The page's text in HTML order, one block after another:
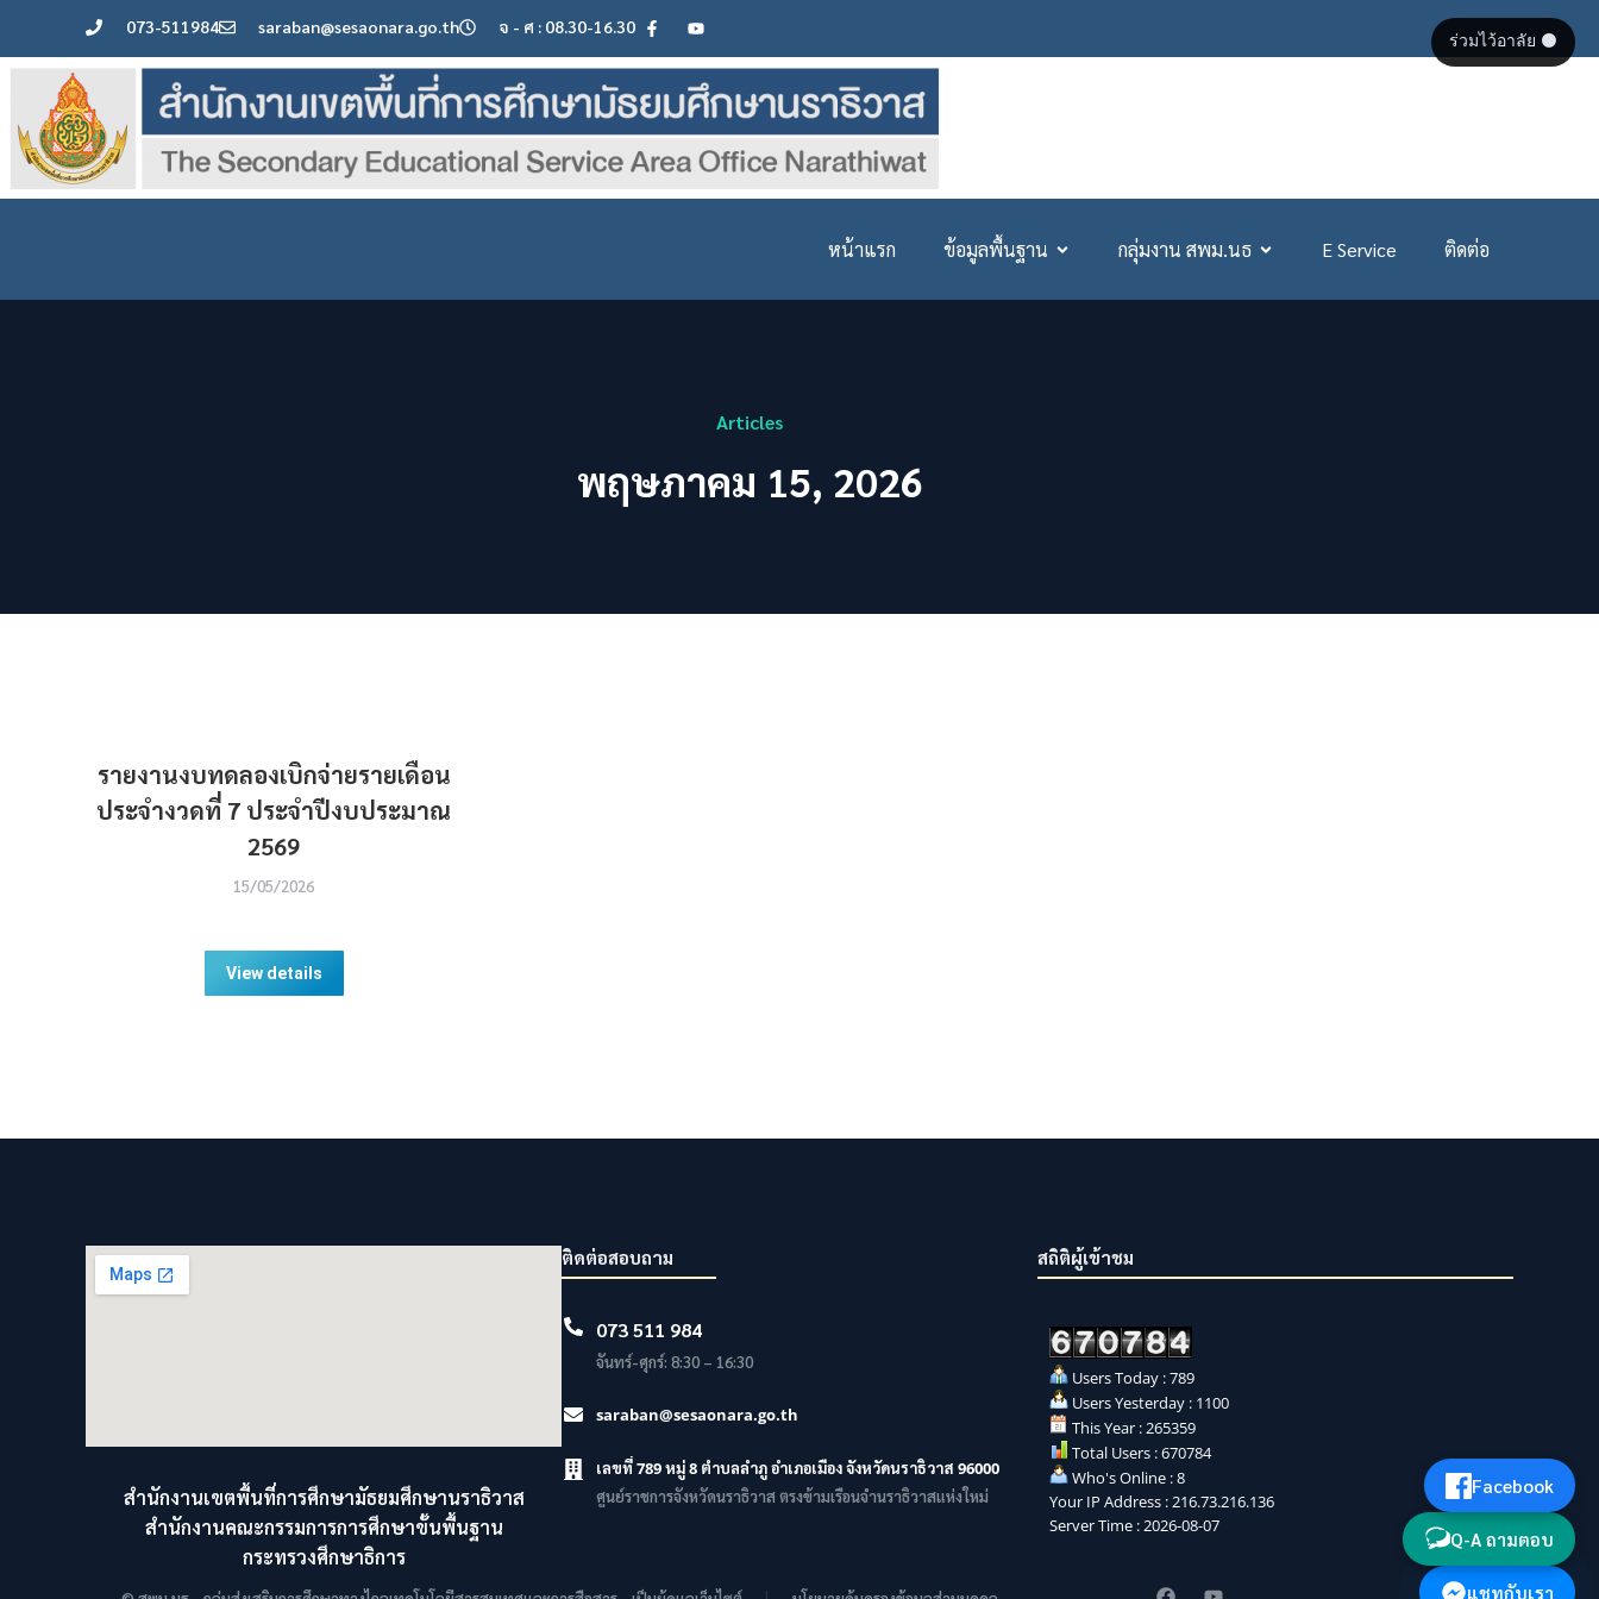
073-511984 saraban@sesaonara.go.th จ - ศ : 08.30-16.30
หน้าแรก ข้อมูลพื้นฐาน กลุ่มงาน สพม.นธ E Service ติดต่อ
Articles
พฤษภาคม 15, 2026
รายงานงบทดลองเบิกจ่ายรายเดือน
ประจำงวดที่ 7 ประจำปีงบประมาณ
2569
15/05/2026
View details
สำนักงานเขตพื้นที่การศึกษามัธยมศึกษานราธิวาส
สำนักงานคณะกรรมการการศึกษาขั้นพื้นฐาน
กระทรวงศึกษาธิการ
ติดต่อสอบถาม
073 511 984
จันทร์-ศุกร์: 8:30 – 16:30
saraban@sesaonara.go.th
เลขที่ 789 หมู่ 8 ตำบลลำภู อำเภอเมือง จังหวัดนราธิวาส 96000
ศูนย์ราชการจังหวัดนราธิวาส ตรงข้ามเรือนจำนราธิวาสแห่งใหม่
สถิติผู้เข้าชม
Users Today : 789
Users Yesterday : 1100
This Year : 265359
Total Users : 670784
Who's Online : 8
Your IP Address : 216.73.216.136
Server Time : 2026-08-07
แชทกับเรา
Q-A ถามตอบ
Facebook
ร่วมไว้อาลัย ⚫